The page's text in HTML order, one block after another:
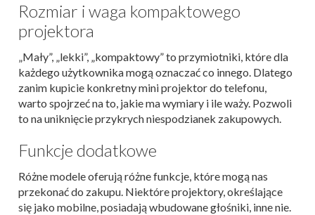
Rozmiar i waga kompaktowego
projektora
„Mały”, „lekki”, „kompaktowy” to przymiotniki, które dla
każdego użytkownika mogą oznaczać co innego. Dlatego
zanim kupicie konkretny mini projektor do telefonu,
warto spojrzeć na to, jakie ma wymiary i ile waży. Pozwoli
to na uniknięcie przykrych niespodzianek zakupowych.
Funkcje dodatkowe
Różne modele oferują różne funkcje, które mogą nas
przekonać do zakupu. Niektóre projektory, określające
się jako mobilne, posiadają wbudowane głośniki, inne nie.